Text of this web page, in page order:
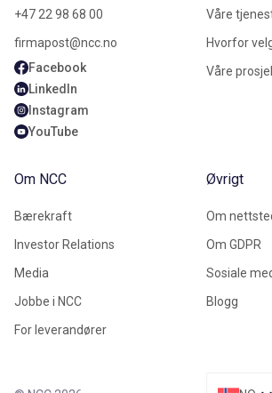
+47 22 98 68 00
firmapost@ncc.no
Facebook
LinkedIn
Instagram
YouTube
Våre
Hvorfor
Våre
Om NCC
Bærekraft
Investor Relations
Media
Jobbe i NCC
For leverandører
Øvrigt
Om
Om GDPR
Sosiale
Blogg